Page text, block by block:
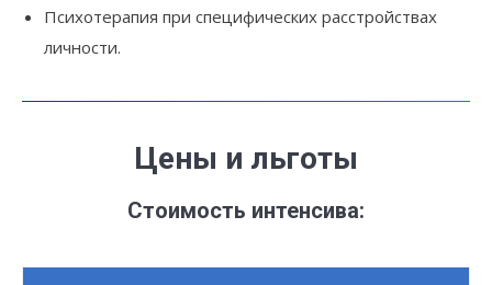
Психотерапия при специфических расстройствах
личности.
Цены и льготы
Стоимость интенсива: